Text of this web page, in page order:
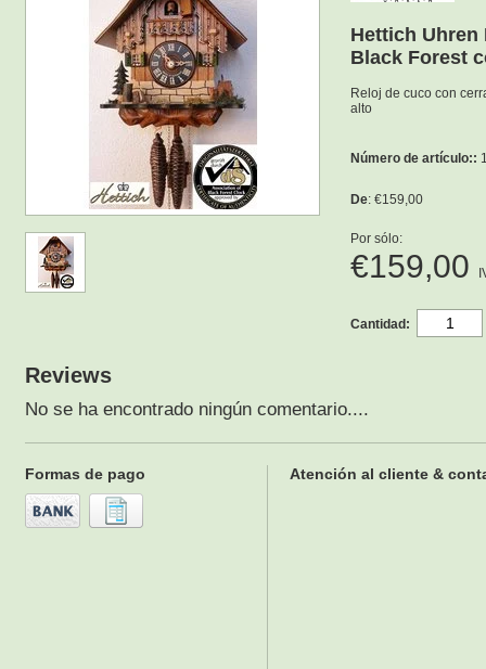
Hettich
Black Forest
Reloj de cuco con
alto
Número de artículo::
De: €159,00
Por sólo:
€159,00
Cantidad:
Reviews
No se ha encontrado ningún comentario....
Formas de pago Atención al cliente &